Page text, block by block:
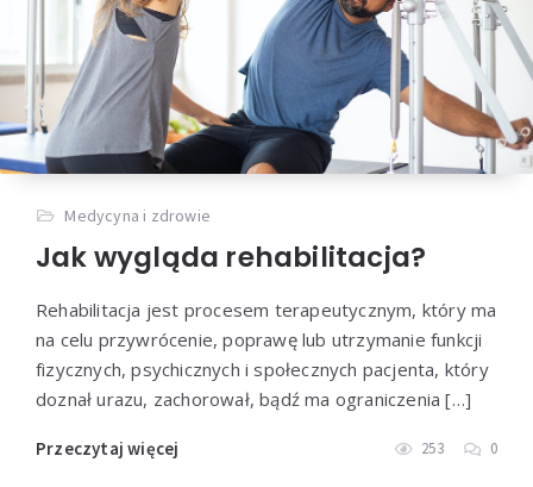
Medycyna i zdrowie
Jak wygląda rehabilitacja?
Rehabilitacja jest procesem terapeutycznym, który ma
na celu przywrócenie, poprawę lub utrzymanie funkcji
fizycznych, psychicznych i społecznych pacjenta, który
doznał urazu, zachorował, bądź ma ograniczenia […]
Przeczytaj więcej 253 0